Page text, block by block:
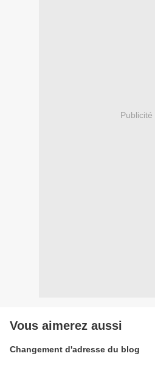
Publicité
Vous aimerez aussi
Changement d'adresse du blog